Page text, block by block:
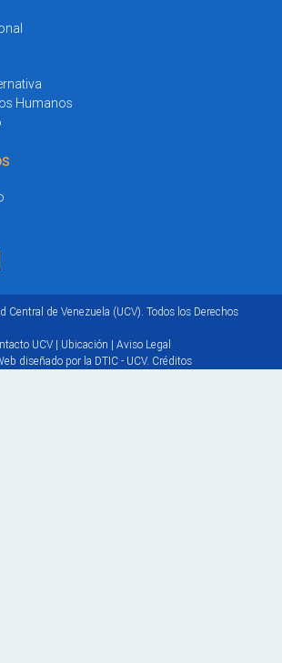
Humanos
Central de Venezuela (UCV). Todos los Derechos
UCV| Ubicación | Aviso Legal
diseñado por la DTIC - UCV. Créditos